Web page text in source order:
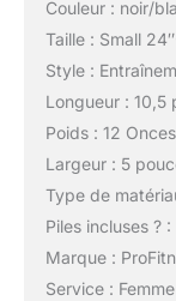
Couleur : noir/
Taille : Small
Style :
Longueur : 10,5
Poids : 12 Onces
Largeur : 5
Type de
Piles incluses ? :
Marque :
Service : Femme